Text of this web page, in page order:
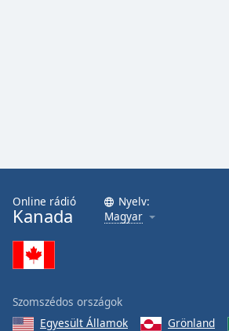
Online rádió
Kanada
Nyelv:
Magyar
Szomszédos országok
Egyesült Államok
Grönland